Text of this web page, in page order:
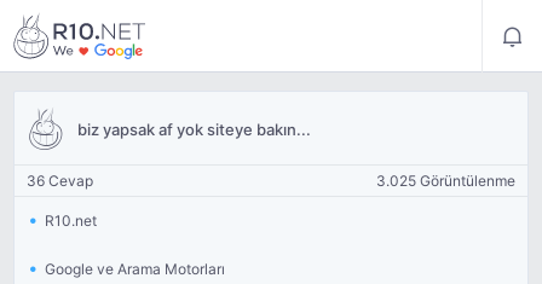
biz yapsak af yok siteye bakın...
36 Cevap 3.025 Görüntülenme
R10.net
Google ve Arama Motorları